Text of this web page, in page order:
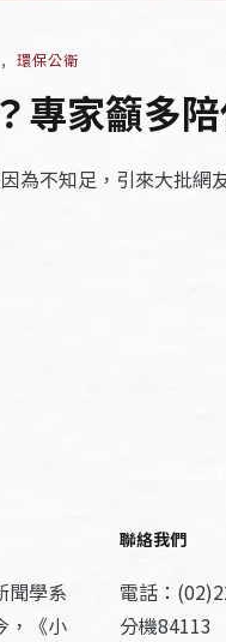
, 環保公衛
專家籲多
為不知足，引來大批
聞學系
，《小
聯絡我們
電話：
分機84113